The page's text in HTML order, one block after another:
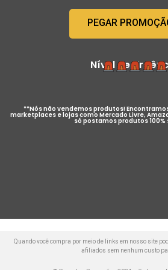
PEGAR
Nível de
**Nós não vendemos produtos!
marketplaces e lojas como Mercado Livre,
só postamos produtos 100%
Quando você compra por meio de links em nosso site
afiliados sem nenhum custo